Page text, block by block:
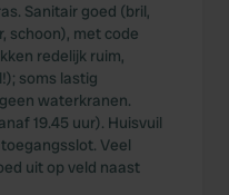
Sanitair goed (bril,
schoon), met code
redelijk ruim,
soms lastig
waterkranen.
19.45 uur). Huisvuil
Veel
uit op veld naast